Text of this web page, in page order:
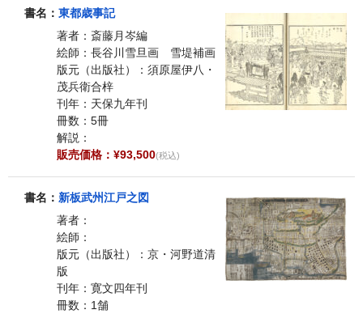
書名： 東都歳事記
著者：斎藤月岑編
絵師：長谷川雪旦画 雪堤補画
版元（出版社）：須原屋伊八・
茂兵衛合梓
刊年：天保九年刊
冊数：5冊
解説：
販売価格：¥93,500(税込)
書名： 新板武州江戸之図
著者：
絵師：
版元（出版社）：京・河野道清
版
刊年：寛文四年刊
冊数：1舗